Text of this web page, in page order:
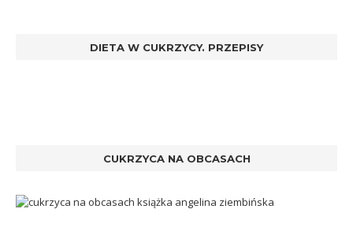
DIETA W CUKRZYCY. PRZEPISY
CUKRZYCA NA OBCASACH